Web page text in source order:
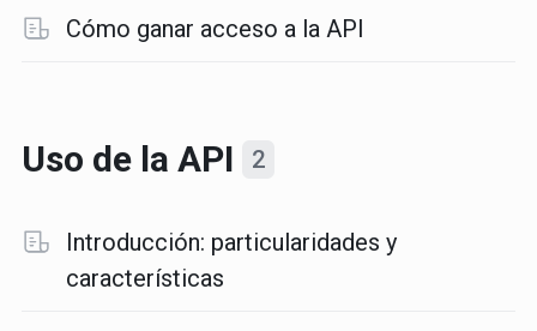
Cómo ganar acceso a la API
Uso de la API 2
Introducción: particularidades y
características